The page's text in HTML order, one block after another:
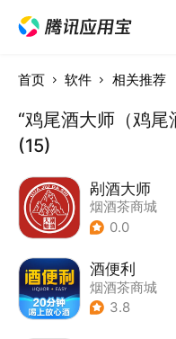
首页 软件 相关推荐
“鸡尾酒大师（鸡
(15)
剐酒大师
烟酒茶商城
0.0
酒便利
烟酒茶商城
3.8